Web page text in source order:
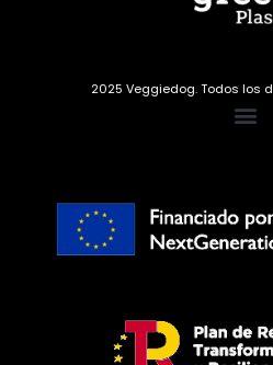
2025 Veggiedog. Todos los